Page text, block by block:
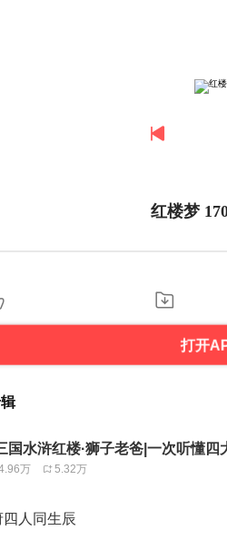
红楼梦
打开
国水浒红楼·狮子老爸|一次听懂四
万 5.32万
人同生辰